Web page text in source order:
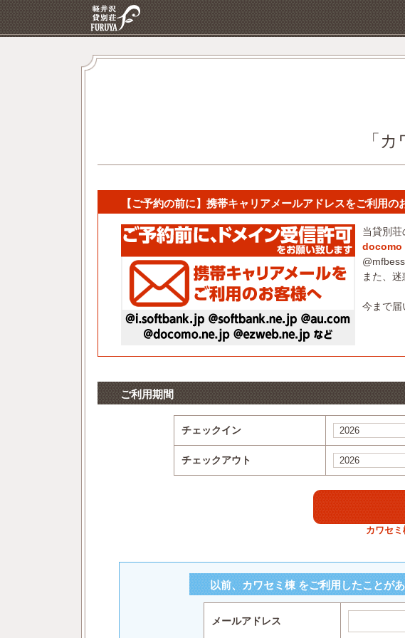
「
【ご予約の前に】携帯キャリアメールアドレスをご利用の
当貸別
docomo
また、
今まで届
ご利用期間
チェックイン
チェックアウト
カワセミ
以前、カワセミ棟 をご利用したことが
メールアドレス